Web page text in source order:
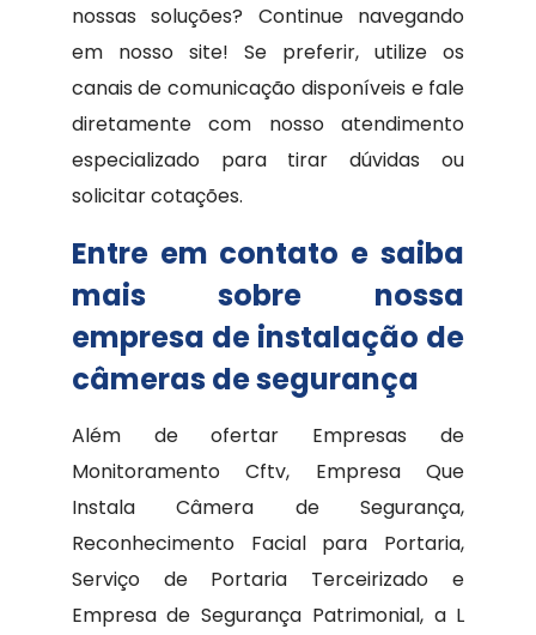
nossas soluções? Continue navegando
em nosso site! Se preferir, utilize os
canais de comunicação disponíveis e fale
diretamente com nosso atendimento
especializado para tirar dúvidas ou
solicitar cotações.
Entre em contato e saiba
mais sobre nossa
empresa de instalação de
câmeras de segurança
Além de ofertar Empresas de
Monitoramento Cftv, Empresa Que
Instala Câmera de Segurança,
Reconhecimento Facial para Portaria,
Serviço de Portaria Terceirizado e
Empresa de Segurança Patrimonial, a L